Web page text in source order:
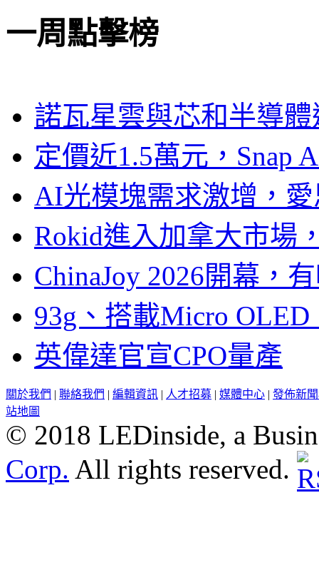
一周點擊榜
諾瓦星雲與芯和半導
定價近1.5萬元，Snap
AI光模塊需求激增，
Rokid進入加拿大市場
ChinaJoy 2026開幕，
93g、搭載Micro
英偉達官宣CPO量產
關於我們 | 聯絡我們 | 編輯資訊 | 人才招募 | 媒體中心 | 發佈新
站地圖
© 2018 LEDinside, a
Corp. All rights reserved.